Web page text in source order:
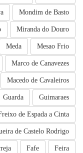
Mondim de Basto
Miranda do Douro
Mesao Frio
Meda
Marco de Canavezes
Macedo de Cavaleiros
Guimaraes
Guarda
de Espada a Cinta
de Castelo Rodrigo
Feira
Fafe